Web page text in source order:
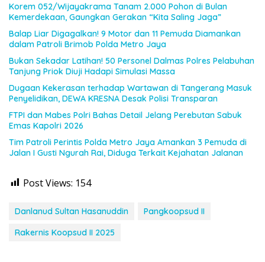
Korem 052/Wijayakrama Tanam 2.000 Pohon di Bulan
Kemerdekaan, Gaungkan Gerakan “Kita Saling Jaga”
Balap Liar Digagalkan! 9 Motor dan 11 Pemuda Diamankan
dalam Patroli Brimob Polda Metro Jaya
Bukan Sekadar Latihan! 50 Personel Dalmas Polres Pelabuhan
Tanjung Priok Diuji Hadapi Simulasi Massa
Dugaan Kekerasan terhadap Wartawan di Tangerang Masuk
Penyelidikan, DEWA KRESNA Desak Polisi Transparan
FTPI dan Mabes Polri Bahas Detail Jelang Perebutan Sabuk
Emas Kapolri 2026
Tim Patroli Perintis Polda Metro Jaya Amankan 3 Pemuda di
Jalan I Gusti Ngurah Rai, Diduga Terkait Kejahatan Jalanan
Post Views: 154
Danlanud Sultan Hasanuddin
Pangkoopsud II
Rakernis Koopsud II 2025